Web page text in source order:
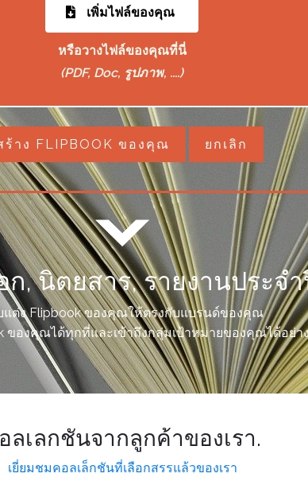
เพิ่มไฟล์ของคุณ
หรือวางไฟล์ของคุณที่นี่
(PDF, Doc, รูปภาพ, ....)
ร้าง FLIPBOOK ของคุณ ยกเลิก
, นิตยสาร, รายงานประจำ
แต่ง Flipbook ของคุณให้ตรงกับแบรนด์ของคุณ
ของคุณได้ทุกที่และเข้าถึงกลุ่มเป้าหมายของคุณได้อย่า
ลเลกชันจากลูกค้าของเรา.
เยี่ยมชมคอลเล็กชันที่เลือกสรรแล้วของเรา